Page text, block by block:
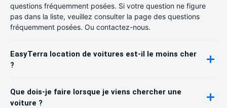
questions fréquemment posées. Si votre question ne figure
pas dans la liste, veuillez consulter la page des questions
fréquemment posées. Ou contactez-nous.
EasyTerra location de voitures est-il le moins cher
?
Que dois-je faire lorsque je viens chercher une
voiture ?